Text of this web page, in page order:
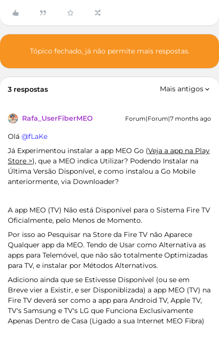
Tópico fechado, já não permite mais respostas.
3 respostas Mais antigos
Rafa_UserFiberMEO Forum|Forum|7 months ago
Olá ​ @fLaKe
Já Experimentou instalar a app MEO Go (Veja a app na Play
Store >), que a MEO indica Utilizar? Podendo Instalar na
Última Versão Disponível, e como instalou a Go Mobile
anteriormente, via Downloader?
A app MEO (TV) Não está Disponível para o Sistema Fire TV
Oficialmente, pelo Menos de Momento.
Por isso ao Pesquisar na Store da Fire TV não Aparece
Qualquer app da MEO. Tendo de Usar como Alternativa as
apps para Telemóvel, que não são totalmente Optimizadas
para TV, e instalar por Métodos Alternativos.
Adiciono ainda que se Estivesse Disponível (ou se em
Breve vier a Existir, e ser Disponiblizada) a app MEO (TV) na
Fire TV deverá ser como a app para Android TV, Apple TV,
TV's Samsung e TV's LG que Funciona Exclusivamente
Apenas Dentro de Casa (Ligado a sua Internet MEO Fibra)